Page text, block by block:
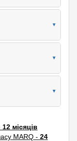
▼
▼
▼
12 місяців
MARQ - 24